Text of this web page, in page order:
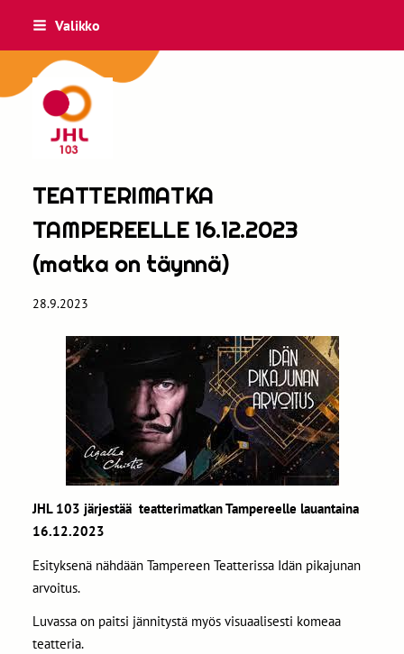
Siirry
sisältöön
Valikko
JHL 103
TEATTERIMATKA
TAMPEREELLE 16.12.2023
(matka on täynnä)
28.9.2023
JHL 103 järjestää teatterimatkan Tampereelle lauantaina
16.12.2023
Esityksenä nähdään Tampereen Teatterissa Idän pikajunan
arvoitus.
Luvassa on paitsi jännitystä myös visuaalisesti komeaa
teatteria.